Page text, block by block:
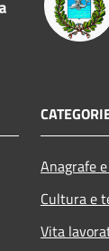
Anagrafe
Cultura e
Vita